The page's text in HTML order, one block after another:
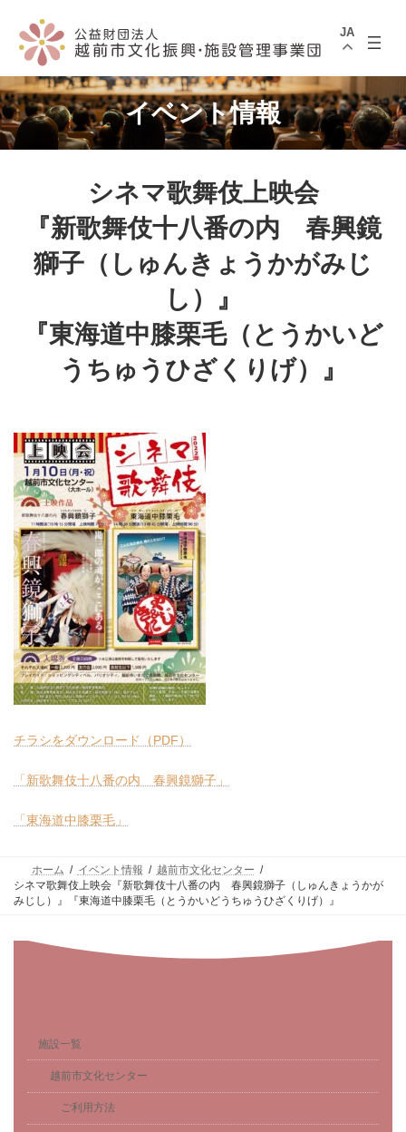
へ
ス
キ
ッ
プ
ョ
ン
に
移
動
JA
イベント情報
シネマ歌舞伎上映会
『新歌舞伎十八番の内 春興鏡
獅子（しゅんきょうかがみじ
し）』
『東海道中膝栗毛（とうかいど
うちゅうひざくりげ）』
チラシをダウンロード（PDF）
「新歌舞伎十八番の内 春興鏡獅子」
「東海道中膝栗毛」
ホーム イベント情報
越前市文化センター
シネマ歌舞伎上映会『新歌舞伎十八番の内 春興鏡獅子（しゅんきょうかが
みじし）』『東海道中膝栗毛（とうかいどうちゅうひざくりげ）』
施設一覧
越前市文化センター
ご利用方法